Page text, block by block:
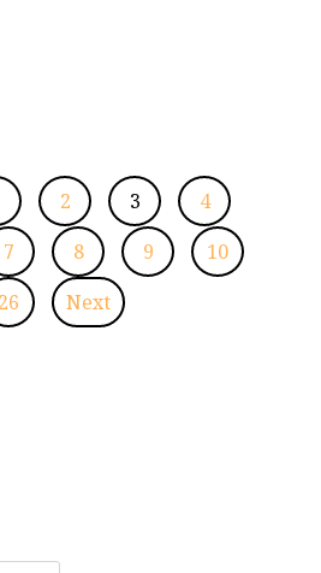
2 3
4
7 8 9
10
26 Next